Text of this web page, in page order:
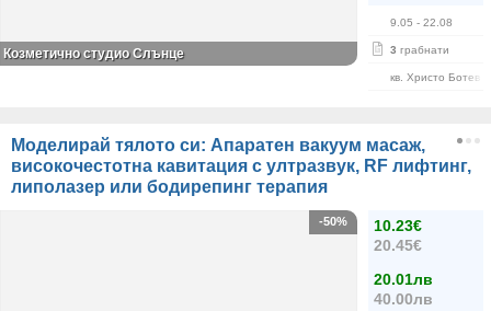
9.05 - 22.08
3 грабнати
кв. Христо Ботев
Козметично студио Слънце
Моделирай тялото си: Апаратен вакуум масаж,
високочестотна кавитация с ултразвук, RF лифтинг,
липолазер или бодирепинг терапия
10.23€
20.45€
20.01лв
40.00лв
-50%